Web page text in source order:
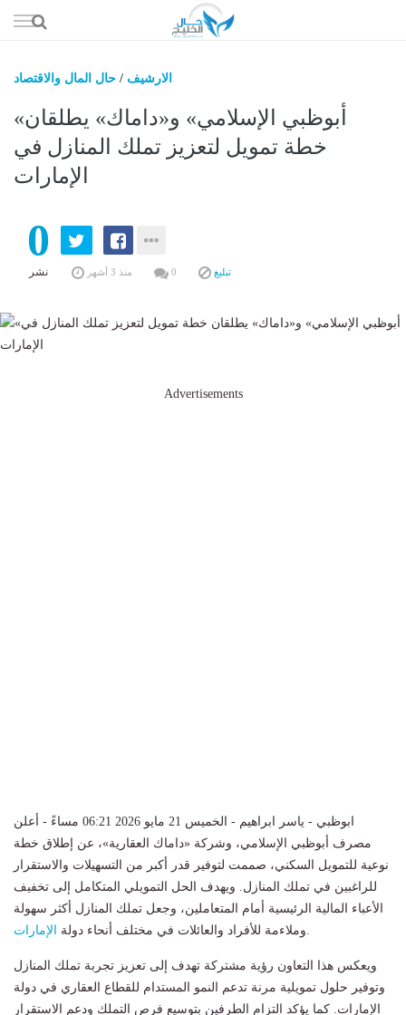
الى
الارشيف / حال المال والاقتصاد
«أبوظبي الإسلامي» و«داماك» يطلقان
خطة تمويل لتعزيز تملك المنازل في
الإمارات
0
نشر منذ 3 أشهر 0 تبليغ
Advertisements
ابوظبي - ياسر ابراهيم - الخميس 21 مايو 2026 06:21 مساءً - أعلن
مصرف أبوظبي الإسلامي، وشركة «داماك العقارية»، عن إطلاق خطة
نوعية للتمويل السكني، صممت لتوفير قدر أكبر من التسهيلات والاستقرار
للراغبين في تملك المنازل. ويهدف الحل التمويلي المتكامل إلى تخفيف
الأعباء المالية الرئيسية أمام المتعاملين، وجعل تملك المنازل أكثر سهولة
وملاءمة للأفراد والعائلات في مختلف أنحاء دولة
الإمارات .
ويعكس هذا التعاون رؤية مشتركة تهدف إلى تعزيز تجربة تملك المنازل
وتوفير حلول تمويلية مرنة تدعم النمو المستدام للقطاع العقاري في دولة
الإمارات. كما يؤكد التزام الطرفين بتوسيع فرص التملك ودعم الاستقرار
حال
حال
حال
حال المال